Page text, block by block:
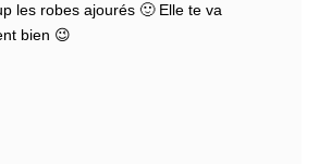
les robes ajourés 🙂 Elle te va
bien 😉